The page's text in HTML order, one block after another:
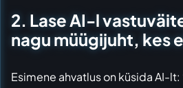
2. Lase AI-l
nagu müügijuht, kes
Esimene ahvatlus on küsida AI-lt: